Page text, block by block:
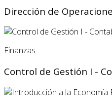
Dirección de
Finanzas
Control de Gestión I -